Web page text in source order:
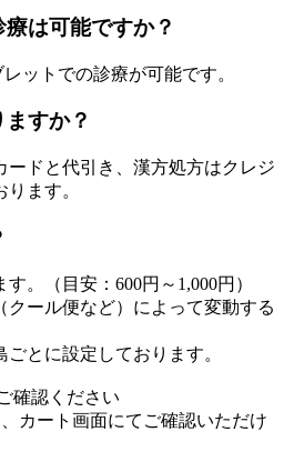
は可能ですか？
ットでの診療が可能です。
すか？
ードと代引き、漢方処方はクレジ
ます。
。（目安：600円～1,000円）
ール便など）によって変動する
とに設定しております。
確認ください
カート画面にてご確認いただけ